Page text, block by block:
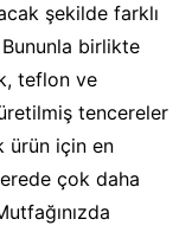
şekilde farklı
birlikte
teflon ve
tencereler
ürün için en
çok daha